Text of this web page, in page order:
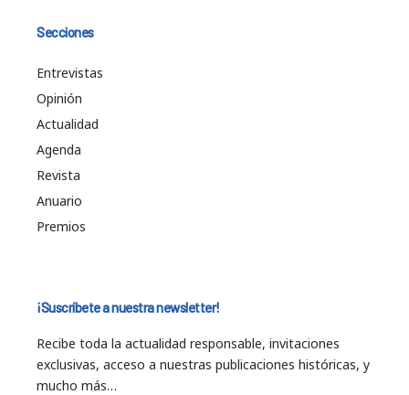
Secciones
Entrevistas
Opinión
Actualidad
Agenda
Revista
Anuario
Premios
¡Suscríbete a nuestra newsletter!
Recibe toda la actualidad responsable, invitaciones
exclusivas, acceso a nuestras publicaciones históricas, y
mucho más…